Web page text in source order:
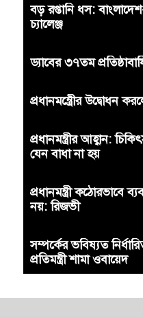
বড় রপ্তানি ধস:
চ্যালেঞ্জ
ড্যাবের ৩৭তম
প্রধানমন্ত্রীের উদ্বোধন
প্রধানমন্ত্রীর আহ্বান:
যেন বাধা না হয়
প্রধানমন্ত্রী কঠোরভাবে
নয়: রিজভী
সম্পর্কের ভবিষ্যত
প্রতিমন্ত্রী শামা ওবায়েদ